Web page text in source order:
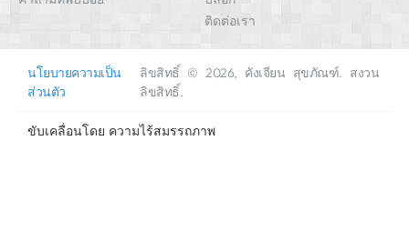
ติดต่อเรา
นโยบายความเป็น
ส่วนตัว
ลิขสิทธิ์ © 2026, คังเจียน สุขภัณฑ์. สงวน
ลิขสิทธิ์.
ขับเคลื่อนโดย ความไร้สมรรถภาพ